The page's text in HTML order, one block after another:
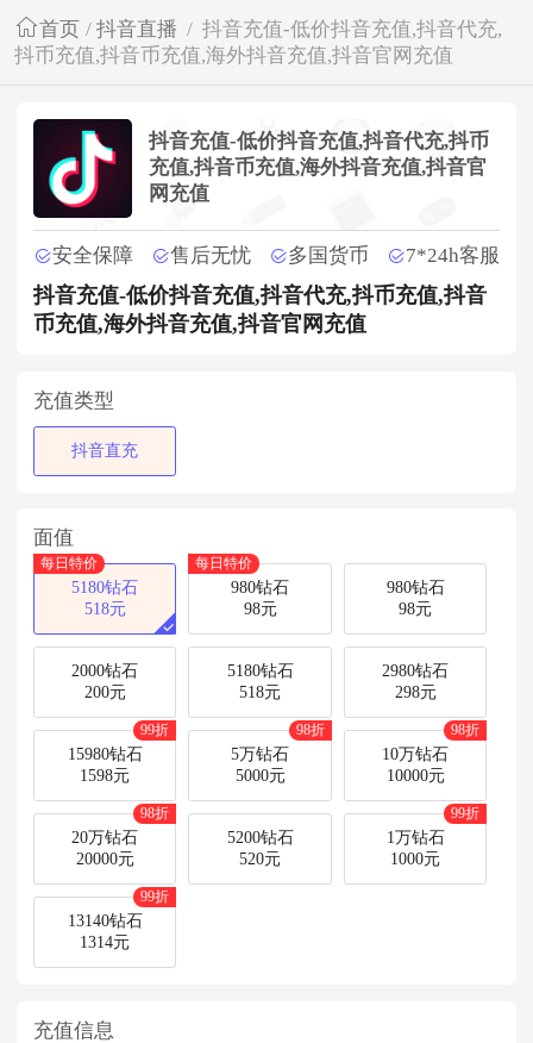
首页 / 抖音直播 / 抖音充值-低价抖音充值,抖音代充,
抖币充值,抖音币充值,海外抖音充值,抖音官网充值
抖音充值-低价抖音充值,抖音代充,抖币
充值,抖音币充值,海外抖音充值,抖音官
网充值
安全保障 售后无忧 多国货币 7*24h客服
抖音充值-低价抖音充值,抖音代充,抖币充值,抖音
币充值,海外抖音充值,抖音官网充值
充值类型
抖音直充
面值
每日特价
5180钻石
518元
每日特价
980钻石
98元
980钻石
98元
2000钻石
200元
5180钻石
518元
2980钻石
298元
99折
15980钻石
1598元
98折
5万钻石
5000元
98折
10万钻石
10000元
98折
20万钻石
20000元
5200钻石
520元
99折
1万钻石
1000元
99折
13140钻石
1314元
充值信息